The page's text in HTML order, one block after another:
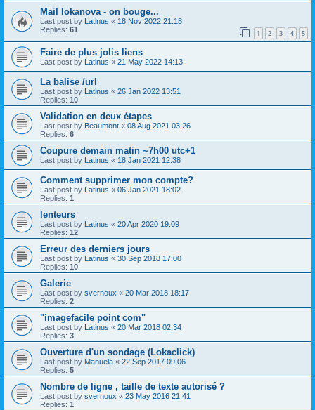
Mail lokanova - on bouge...
Last post by Latinus « 18 Nov 2022 21:18
Replies: 61 1 2 3 4 5
Faire de plus jolis liens
Last post by Latinus « 21 May 2022 14:13
La balise /url
Last post by Latinus « 26 Jan 2022 13:51
Replies: 10
Validation en deux étapes
Last post by Beaumont « 08 Aug 2021 03:26
Replies: 6
Coupure demain matin ~7h00 utc+1
Last post by Latinus « 18 Jan 2021 12:38
Comment supprimer mon compte?
Last post by Latinus « 06 Jan 2021 18:02
Replies: 1
lenteurs
Last post by Latinus « 20 Apr 2020 19:09
Replies: 12
Erreur des derniers jours
Last post by Latinus « 30 Sep 2018 17:00
Replies: 10
Galerie
Last post by svernoux « 20 Mar 2018 18:17
Replies: 2
"imagefacile point com"
Last post by Latinus « 20 Mar 2018 02:34
Replies: 3
Ouverture d'un sondage (Lokaclick)
Last post by Manuela « 22 Sep 2017 09:06
Replies: 5
Nombre de ligne , taille de texte autorisé ?
Last post by svernoux « 23 May 2016 21:41
Replies: 1